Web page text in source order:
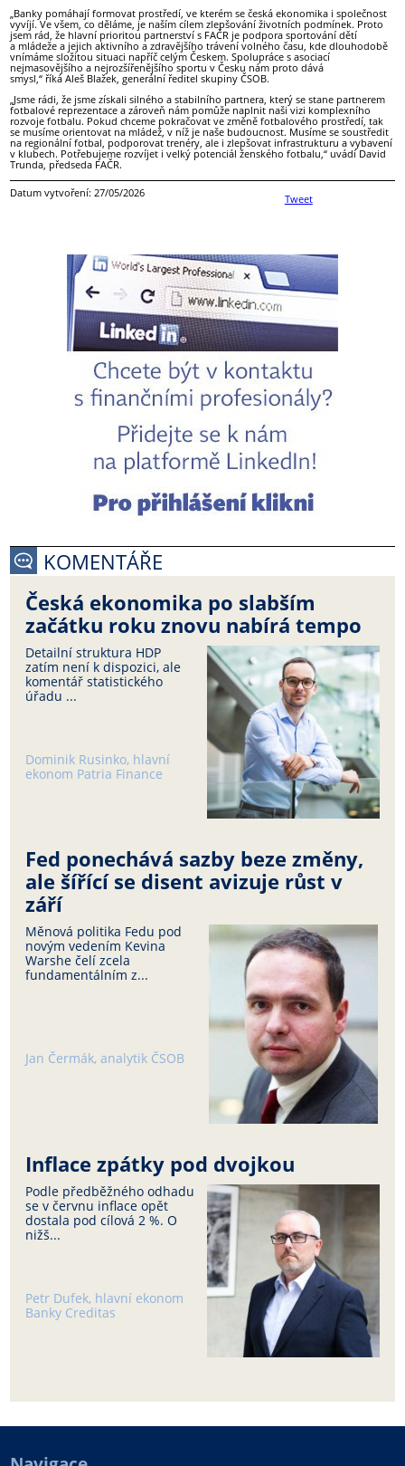
„Banky pomáhají formovat prostředí, ve kterém se česká ekonomika i společnost
vyvíjí. Ve všem, co děláme, je naším cílem zlepšování životních podmínek. Proto
jsem rád, že hlavní prioritou partnerství s FAČR je podpora sportování dětí
a mládeže a jejich aktivního a zdravějšího trávení volného času, kde dlouhodobě
vnímáme složitou situaci napříč celým Českem. Spolupráce s asociací
nejmasovějšího a nejrozšířenějšího sportu v Česku nám proto dává
smysl,“ říká Aleš Blažek, generální ředitel skupiny ČSOB.
„Jsme rádi, že jsme získali silného a stabilního partnera, který se stane partnerem
fotbalové reprezentace a zároveň nám pomůže naplnit naši vizi komplexního
rozvoje fotbalu. Pokud chceme pokračovat ve změně fotbalového prostředí, tak
se musíme orientovat na mládež, v níž je naše budoucnost. Musíme se soustředit
na regionální fotbal, podporovat trenéry, ale i zlepšovat infrastrukturu a vybavení
v klubech. Potřebujeme rozvíjet i velký potenciál ženského fotbalu,“ uvádí David
Trunda, předseda FAČR.
Tweet
Datum vytvoření: 27/05/2026
KOMENTÁŘE
Česká ekonomika po slabším
začátku roku znovu nabírá tempo
Detailní struktura HDP
zatím není k dispozici, ale
komentář statistického
úřadu ...
Dominik Rusinko, hlavní
ekonom Patria Finance
Fed ponechává sazby beze změny,
ale šířící se disent avizuje růst v
září
Měnová politika Fedu pod
novým vedením Kevina
Warshe čelí zcela
fundamentálním z...
Jan Čermák, analytik ČSOB
Inflace zpátky pod dvojkou
Podle předběžného odhadu
se v červnu inflace opět
dostala pod cílová 2 %. O
nižš...
Petr Dufek, hlavní ekonom
Banky Creditas